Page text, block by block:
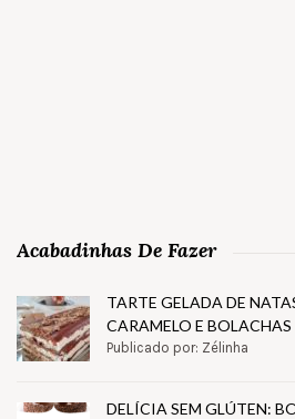
Acabadinhas De Fazer
TARTE GELADA DE
CARAMELO E BOLACHAS
Publicado por: Zélinha
DELÍCIA SEM GLÚTEN: